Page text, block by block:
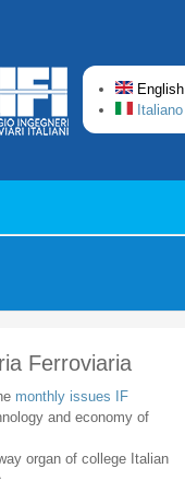
English
Italiano
Ferroviaria
monthly issues IF
and economy of
organ of college Italian